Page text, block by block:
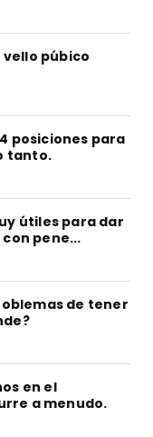
púbico
posiciones para
tanto.
útiles para dar
pene...
de tener
en el
a menudo.